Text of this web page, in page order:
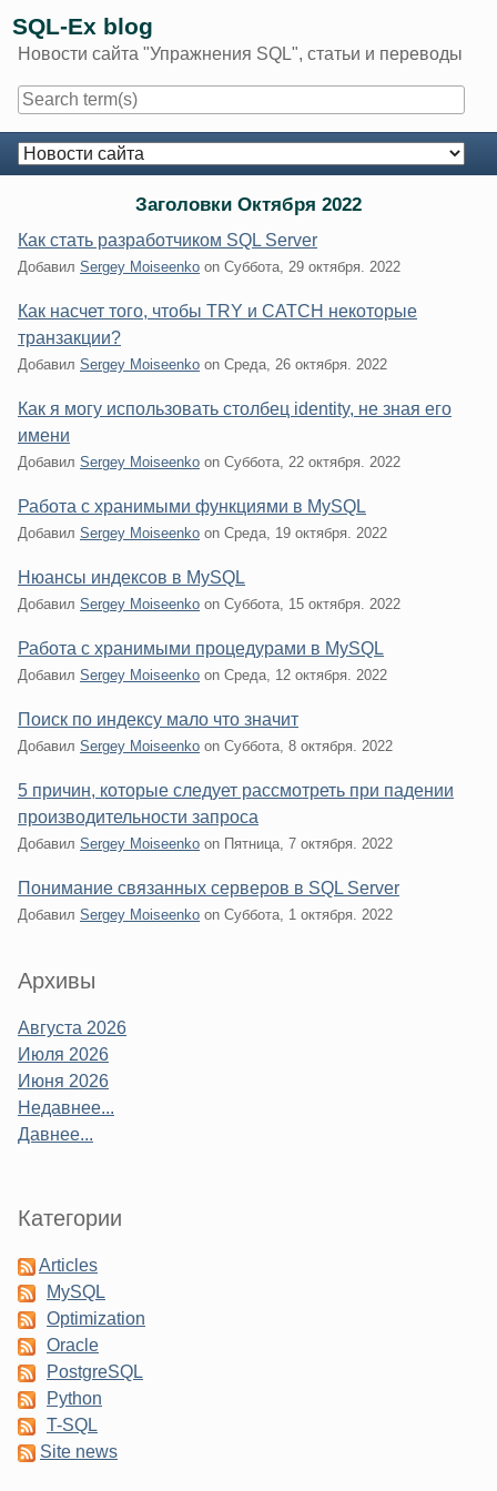
content
SQL-Ex blog
Новости сайта "Упражнения SQL", статьи и переводы
Navigation
Заголовки Октября 2022
Как стать разработчиком SQL Server
Добавил Sergey Moiseenko on Суббота, 29 октября. 2022
Как насчет того, чтобы TRY и CATCH некоторые
транзакции?
Добавил Sergey Moiseenko on Среда, 26 октября. 2022
Как я могу использовать столбец identity, не зная его
имени
Добавил Sergey Moiseenko on Суббота, 22 октября. 2022
Работа с хранимыми функциями в MySQL
Добавил Sergey Moiseenko on Среда, 19 октября. 2022
Нюансы индексов в MySQL
Добавил Sergey Moiseenko on Суббота, 15 октября. 2022
Работа с хранимыми процедурами в MySQL
Добавил Sergey Moiseenko on Среда, 12 октября. 2022
Поиск по индексу мало что значит
Добавил Sergey Moiseenko on Суббота, 8 октября. 2022
5 причин, которые следует рассмотреть при падении
производительности запроса
Добавил Sergey Moiseenko on Пятница, 7 октября. 2022
Понимание связанных серверов в SQL Server
Добавил Sergey Moiseenko on Суббота, 1 октября. 2022
Sidebar
Архивы
Августа 2026
Июля 2026
Июня 2026
Недавнее...
Давнее...
Категории
Articles
MySQL
Optimization
Oracle
PostgreSQL
Python
T-SQL
Site news